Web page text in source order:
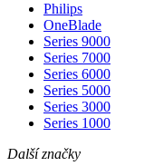
Philips
OneBlade
Series 9000
Series 7000
Series 6000
Series 5000
Series 3000
Series 1000
Další značky